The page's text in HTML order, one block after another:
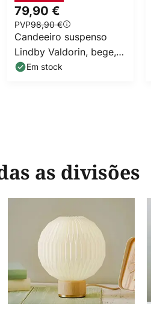
79,90 €
PVP98,90 €
Candeeiro suspenso
Lindby Valdorin, bege,
papel, comprimento 75
Em stock
as divisões